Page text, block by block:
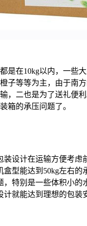
是在10kg以内，一些
子等等为主，由于南
，二也是为了送礼便
箱的承压问题了。
装设计在运输方便考虑
盒型能达到50kg左右
，特别是一些体积小的
计就能达到理想的包装